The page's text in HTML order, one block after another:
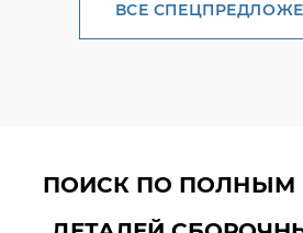
ВСЕ
ПОИСК ПО ПОЛНЫМ